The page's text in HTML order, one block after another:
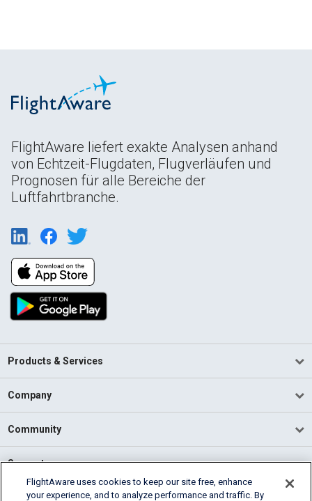
FlightAware liefert exakte Analysen anhand
von Echtzeit-Flugdaten, Flugverläufen und
Prognosen für alle Bereiche der
Luftfahrtbranche.
Products & Services
Company
Community
Support
English (USA)
FlightAware uses cookies to keep our site free, enhance
your experience, and to analyze performance and traffic. By